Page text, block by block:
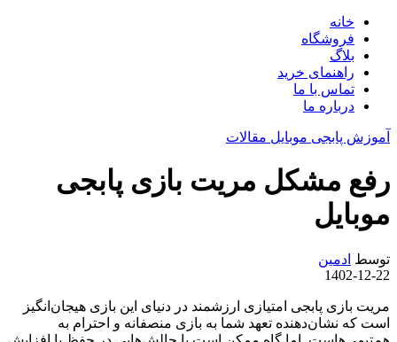
خانه
فروشگاه
بلاگ
راهنمای خرید
تماس با ما
درباره ما
آموزش پابجی موبایل مقالات
رفع مشکل مریت بازی پابجی
موبایل
توسط ادمین
1402-12-22
مریت بازی پابجی امتیازی ارزشمند در دنیای این بازی هیجان‌انگیز
است که نشان‌دهنده‌ تعهد شما به بازی منصفانه و احترام به